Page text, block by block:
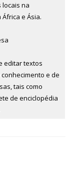
na
e Ásia.
editar textos
e de
tais como
de enciclopédia